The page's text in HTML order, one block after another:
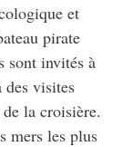
et
pirate
sont invités à
des visites
la croisière.
mers les plus